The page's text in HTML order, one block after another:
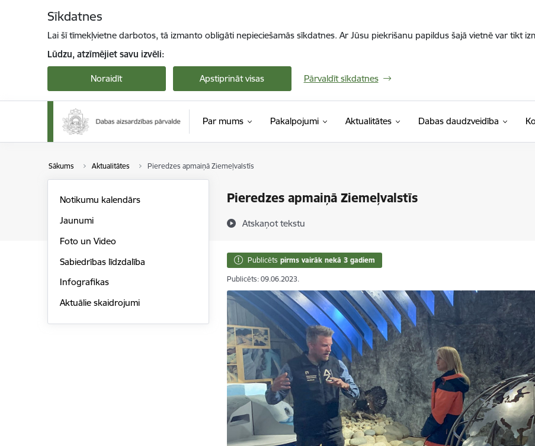
Sīkdatnes
Lai šī tīmekļvietne darbotos, tā izmanto obligāti nepieciešamās sīkdatnes. Ar Jūsu piekrišanu papildus šajā vietnē var tikt
Lūdzu, atzīmējiet savu izvēli:
Noraidīt Apstiprināt visas Pārvaldīt sīkdatnes
Par mums Pakalpojumi Aktualitātes Dabas daudzveidība
Sākums Aktualitātes Pieredzes apmaiņā Ziemeļvalstīs
Pieredzes apmaiņā Ziemeļvalstīs
Atskaņot tekstu
Notikumu kalendārs
Jaunumi
Foto un Video
Sabiedrības līdzdalība
Infografikas
Aktuālie skaidrojumi
Publicēts pirms vairāk nekā 3 gadiem
Publicēts: 09.06.2023.